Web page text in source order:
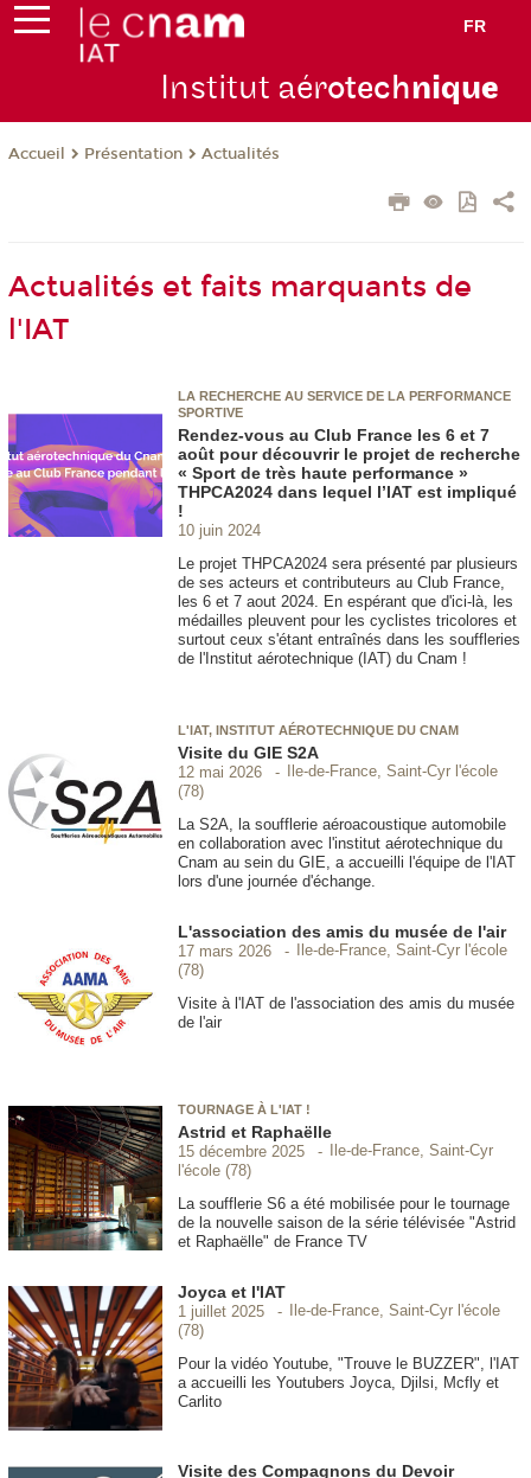
FR
Institut aérotechnique
Accueil Présentation Actualités
Actualités et faits marquants de
l'IAT
LA RECHERCHE AU SERVICE DE LA PERFORMANCE
SPORTIVE
Rendez-vous au Club France les 6 et 7
août pour découvrir le projet de recherche
« Sport de très haute performance »
THPCA2024 dans lequel l’IAT est impliqué
!
10 juin 2024
Le projet THPCA2024 sera présenté par plusieurs
de ses acteurs et contributeurs au Club France,
les 6 et 7 aout 2024. En espérant que d'ici-là, les
médailles pleuvent pour les cyclistes tricolores et
surtout ceux s'étant entraînés dans les souffleries
de l'Institut aérotechnique (IAT) du Cnam !
L'IAT, INSTITUT AÉROTECHNIQUE DU CNAM
Visite du GIE S2A
12 mai 2026
Ile-de-France, Saint-Cyr l'école
(78)
La S2A, la soufflerie aéroacoustique automobile
en collaboration avec l'institut aérotechnique du
Cnam au sein du GIE, a accueilli l'équipe de l'IAT
lors d'une journée d'échange.
L'association des amis du musée de l'air
17 mars 2026
Ile-de-France, Saint-Cyr l'école
(78)
Visite à l'IAT de l'association des amis du musée
de l'air
TOURNAGE À L'IAT !
Astrid et Raphaëlle
15 décembre 2025
Ile-de-France, Saint-Cyr
l'école (78)
La soufflerie S6 a été mobilisée pour le tournage
de la nouvelle saison de la série télévisée "Astrid
et Raphaëlle" de France TV
Joyca et l'IAT
1 juillet 2025
Ile-de-France, Saint-Cyr l'école
(78)
Pour la vidéo Youtube, "Trouve le BUZZER", l'IAT
a accueilli les Youtubers Joyca, Djilsi, Mcfly et
Carlito
Visite des Compagnons du Devoir